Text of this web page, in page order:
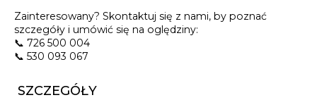
Zainteresowany? Skontaktuj się z nami, by poznać
szczegóły i umówić się na oględziny:
📞 726 500 004
📞 530 093 067
SZCZEGÓŁY